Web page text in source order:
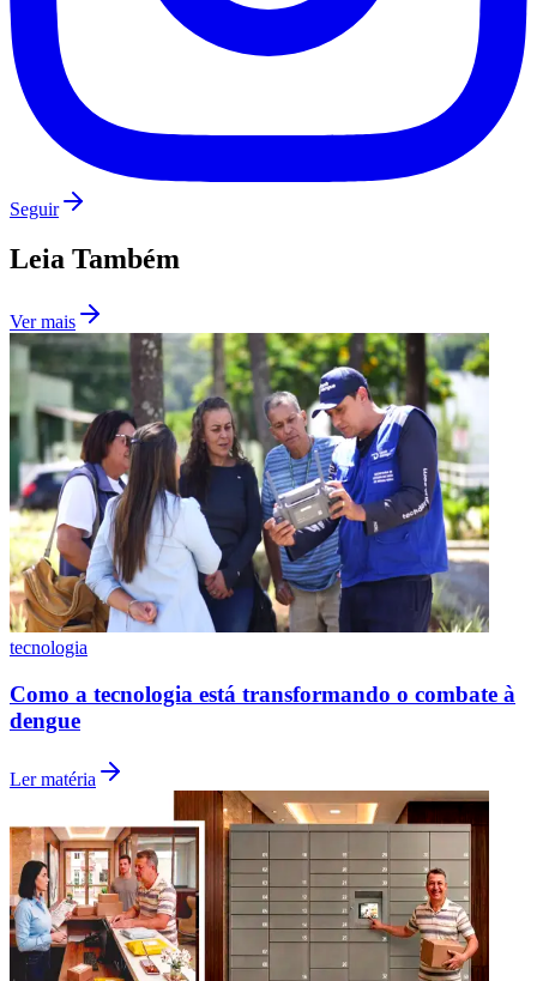
Internacional
tecnologia
Como a tecnologia está transformando o combate à
dengue
Ler matéria
tecnologia
Quem responde por encomendas extraviadas no
condomínio?
Ler matéria